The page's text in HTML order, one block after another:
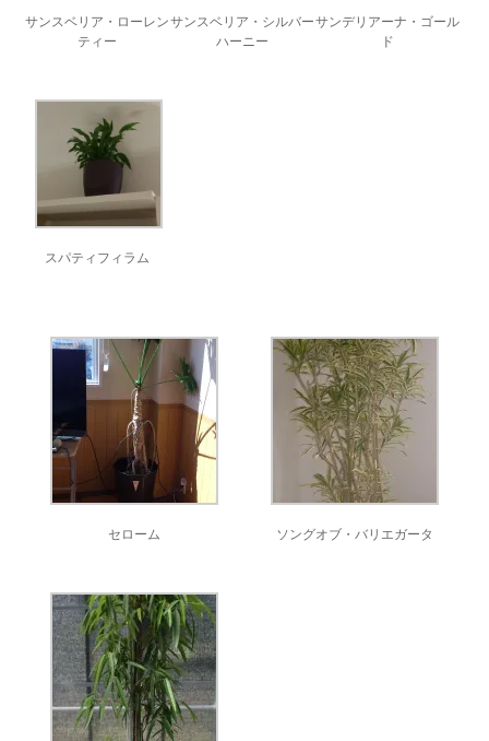
サンスベリア・ローレン
ティー
サンスベリア・シルバー
ハーニー
サンデリアーナ・ゴール
ド
スパティフィラム
セローム ソングオブ・バリエガータ